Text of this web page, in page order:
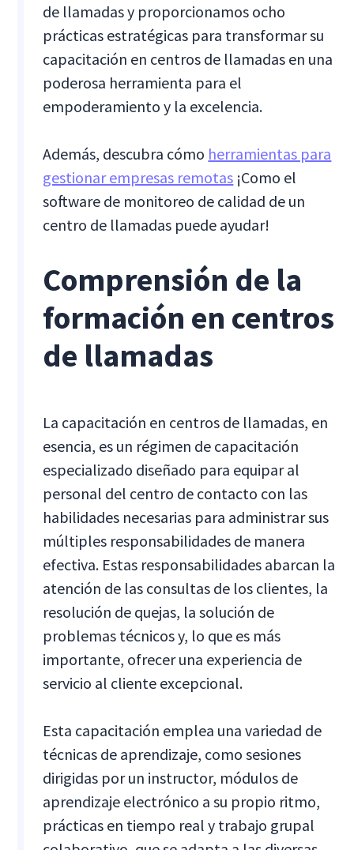
de llamadas y proporcionamos ocho
prácticas estratégicas para transformar su
capacitación en centros de llamadas en una
poderosa herramienta para el
empoderamiento y la excelencia.
Además, descubra cómo herramientas para
gestionar empresas remotas ¡Como el
software de monitoreo de calidad de un
centro de llamadas puede ayudar!
Comprensión de la
formación en centros
de llamadas
La capacitación en centros de llamadas, en
esencia, es un régimen de capacitación
especializado diseñado para equipar al
personal del centro de contacto con las
habilidades necesarias para administrar sus
múltiples responsabilidades de manera
efectiva. Estas responsabilidades abarcan la
atención de las consultas de los clientes, la
resolución de quejas, la solución de
problemas técnicos y, lo que es más
importante, ofrecer una experiencia de
servicio al cliente excepcional.
Esta capacitación emplea una variedad de
técnicas de aprendizaje, como sesiones
dirigidas por un instructor, módulos de
aprendizaje electrónico a su propio ritmo,
prácticas en tiempo real y trabajo grupal